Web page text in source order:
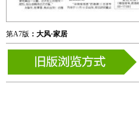
第A7版 ：大风·家居